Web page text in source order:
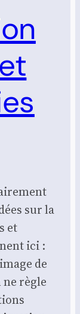
sur la
et
ici :
de
règle